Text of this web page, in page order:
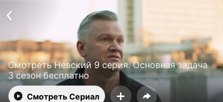
Смотреть Невский 9 серия. Основная задача
3 сезон бесплатно
Смотреть Сериал
Пользовательское соглашение
Политика конфиденциальности
Открыть приложение
Ввести промокод